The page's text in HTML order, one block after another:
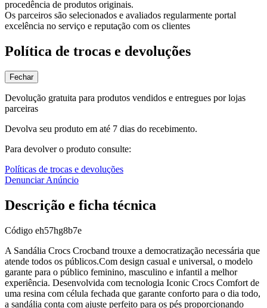
procedência de produtos originais.
Os parceiros são selecionados e avaliados regularmente portal
excelência no serviço e reputação com os clientes
Política de trocas e devoluções
Fechar
Devolução gratuita para produtos vendidos e entregues por lojas
parceiras
Devolva seu produto em até 7 dias do recebimento.
Para devolver o produto consulte:
Políticas de trocas e devoluções
Denunciar Anúncio
Descrição e ficha técnica
Código eh57hg8b7e
A Sandália Crocs Crocband trouxe a democratização necessária que
atende todos os públicos.Com design casual e universal, o modelo
garante para o público feminino, masculino e infantil a melhor
experiência. Desenvolvida com tecnologia Iconic Crocs Comfort de
uma resina com célula fechada que garante conforto para o dia todo,
a sandália conta com ajuste perfeito para os pés proporcionando